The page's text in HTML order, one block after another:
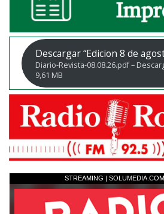
Descargar “Edicion 8 de
Diario-Revista-08.08.26.pdf –
9,61 MB